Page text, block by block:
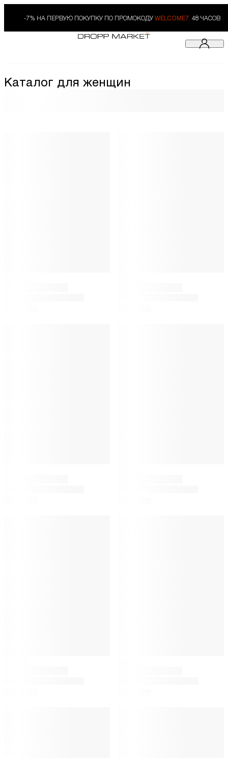
-7% НА ПЕРВУЮ ПОКУПКУ ПО ПРОМОКОДУ WELCOME7. 48 ЧАСОВ
Каталог для женщин